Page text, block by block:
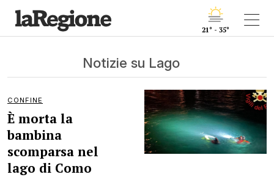
21° - 35°
Notizie su Lago
CONFINE
È morta la
bambina
scomparsa nel
lago di Como